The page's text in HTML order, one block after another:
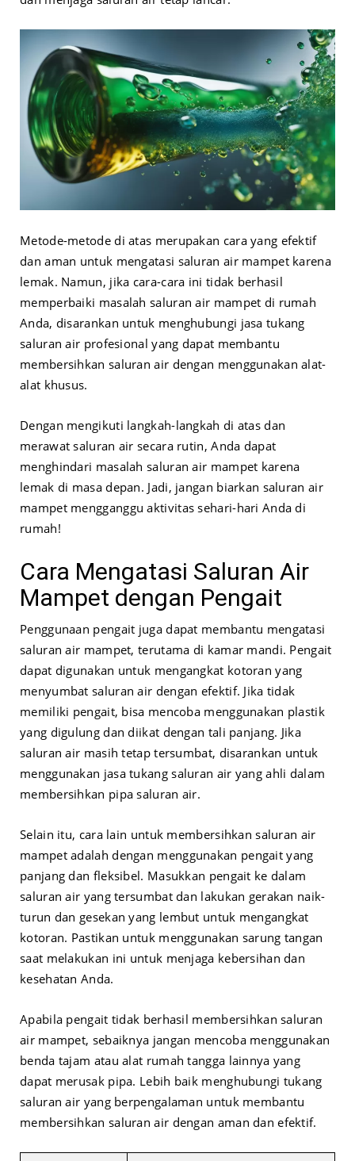
Metode-metode di atas merupakan cara yang efektif
dan aman untuk mengatasi saluran air mampet karena
lemak. Namun, jika cara-cara ini tidak berhasil
memperbaiki masalah saluran air mampet di rumah
Anda, disarankan untuk menghubungi jasa tukang
saluran air profesional yang dapat membantu
membersihkan saluran air dengan menggunakan alat-
alat khusus.
Dengan mengikuti langkah-langkah di atas dan
merawat saluran air secara rutin, Anda dapat
menghindari masalah saluran air mampet karena
lemak di masa depan. Jadi, jangan biarkan saluran air
mampet mengganggu aktivitas sehari-hari Anda di
rumah!
Cara Mengatasi Saluran Air
Mampet dengan Pengait
Penggunaan pengait juga dapat membantu mengatasi
saluran air mampet, terutama di kamar mandi. Pengait
dapat digunakan untuk mengangkat kotoran yang
menyumbat saluran air dengan efektif. Jika tidak
memiliki pengait, bisa mencoba menggunakan plastik
yang digulung dan diikat dengan tali panjang. Jika
saluran air masih tetap tersumbat, disarankan untuk
menggunakan jasa tukang saluran air yang ahli dalam
membersihkan pipa saluran air.
Selain itu, cara lain untuk membersihkan saluran air
mampet adalah dengan menggunakan pengait yang
panjang dan fleksibel. Masukkan pengait ke dalam
saluran air yang tersumbat dan lakukan gerakan naik-
turun dan gesekan yang lembut untuk mengangkat
kotoran. Pastikan untuk menggunakan sarung tangan
saat melakukan ini untuk menjaga kebersihan dan
kesehatan Anda.
Apabila pengait tidak berhasil membersihkan saluran
air mampet, sebaiknya jangan mencoba menggunakan
benda tajam atau alat rumah tangga lainnya yang
dapat merusak pipa. Lebih baik menghubungi tukang
saluran air yang berpengalaman untuk membantu
membersihkan saluran air dengan aman dan efektif.